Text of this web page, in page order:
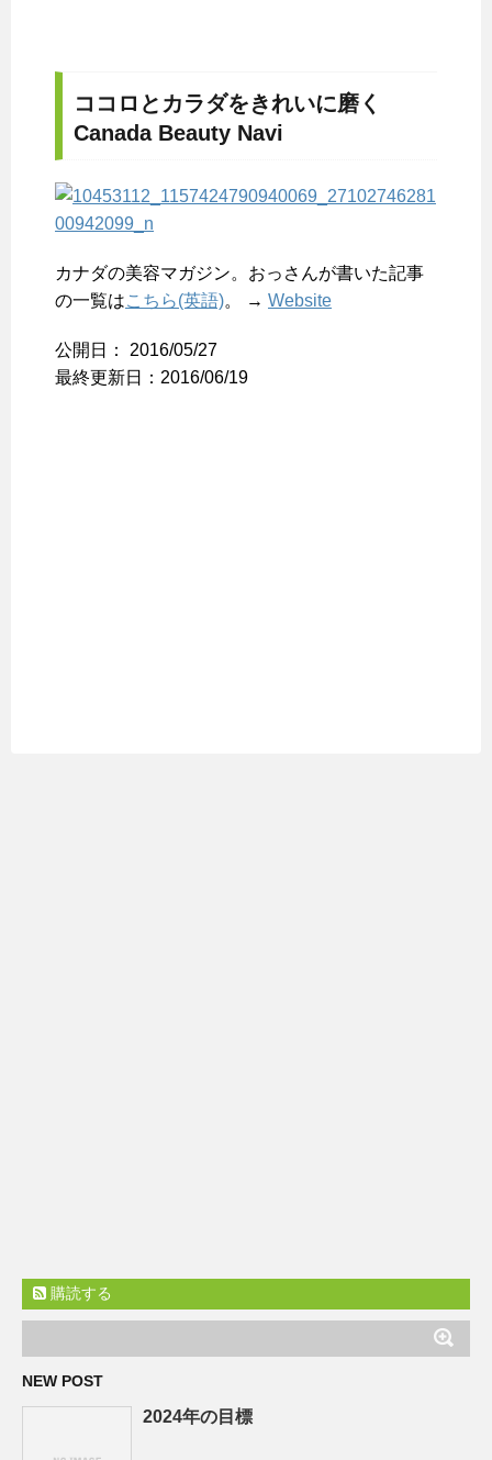
ココロとカラダをきれいに磨く
Canada Beauty Navi
カナダの美容マガジン。おっさんが書いた記事
の一覧はこちら(英語)。 → Website
公開日： 2016/05/27
最終更新日：2016/06/19
購読する
NEW POST
2024年の目標